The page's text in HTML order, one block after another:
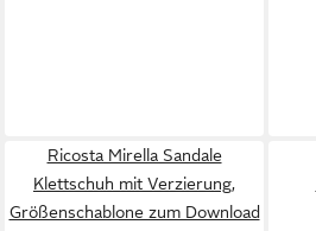
Ricosta Mirella Sandale
Klettschuh mit Verzierung,
Größenschablone zum Download